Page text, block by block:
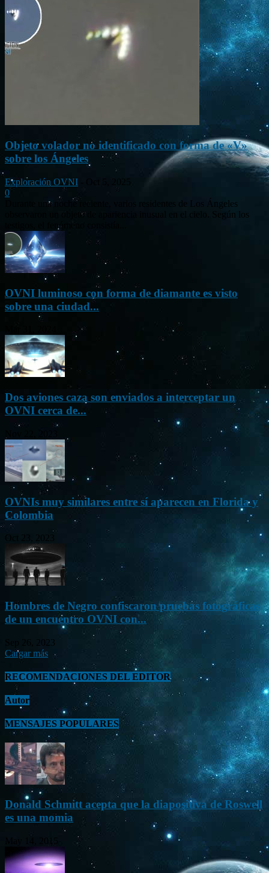
Objeto volador no identificado con forma de «V»
sobre los Ángeles
Exploración OVNI
0
Durante una noche reciente, varios residentes de Los Ángeles
observaron un objeto de apariencia inusual en el cielo. Según los
testigos, el fenómeno consistía...
OVNI luminoso con forma de diamante es visto
sobre una ciudad...
Dos aviones caza son enviados a interceptar un
OVNI cerca de...
OVNIs muy similares entre sí aparecen en Florida y
Colombia
Hombres de Negro confiscaron pruebas fotográficas
de un encuentro OVNI con...
Sep 26, 2023
Cargar más
RECOMENDACIONES DEL EDITOR
Autor
MENSAJES POPULARES
Donald Schmitt acepta que la diapositiva de Roswell
es una momia